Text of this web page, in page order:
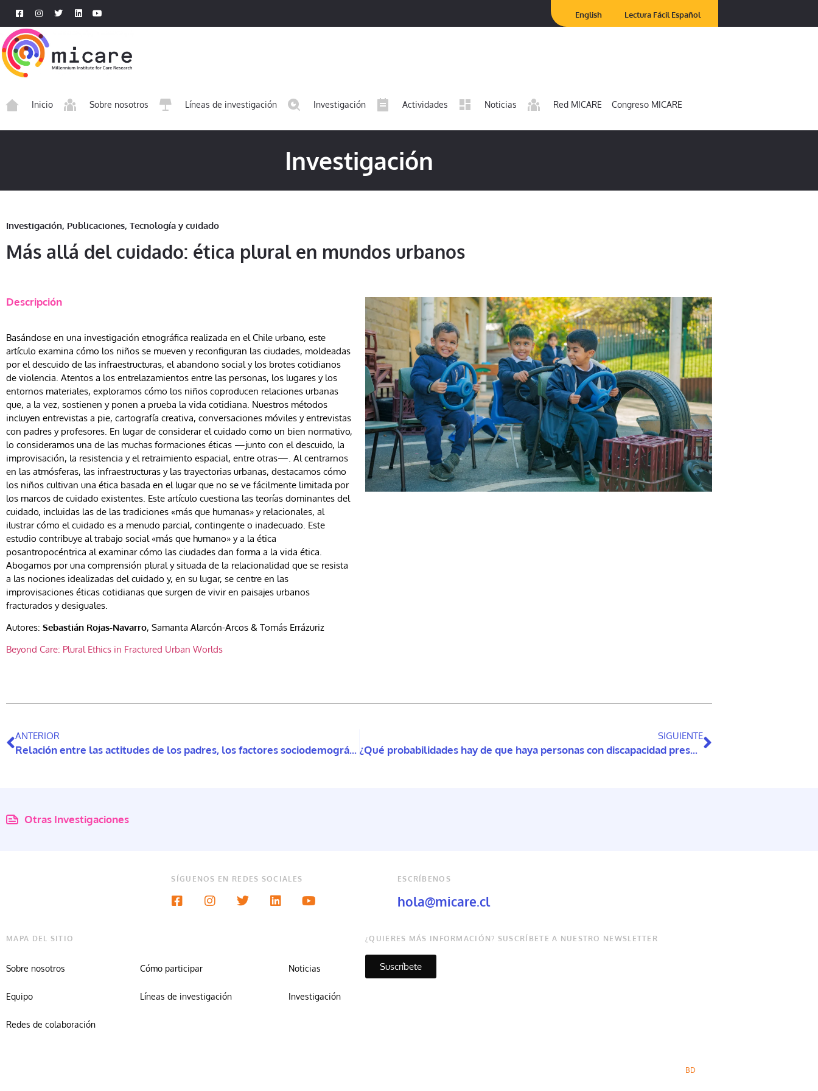
English Lectura Fácil Español
Inicio Sobre nosotros Líneas de investigación Investigación Actividades Noticias Red MICARE Congreso MICARE
Investigación
Investigación, Publicaciones, Tecnología y cuidado
Más allá del cuidado: ética plural en mundos urbanos
Descripción
Basándose en una investigación etnográfica realizada en el Chile urbano, este
artículo examina cómo los niños se mueven y reconfiguran las ciudades, moldeadas
por el descuido de las infraestructuras, el abandono social y los brotes cotidianos
de violencia. Atentos a los entrelazamientos entre las personas, los lugares y los
entornos materiales, exploramos cómo los niños coproducen relaciones urbanas
que, a la vez, sostienen y ponen a prueba la vida cotidiana. Nuestros métodos
incluyen entrevistas a pie, cartografía creativa, conversaciones móviles y entrevistas
con padres y profesores. En lugar de considerar el cuidado como un bien normativo,
lo consideramos una de las muchas formaciones éticas —junto con el descuido, la
improvisación, la resistencia y el retraimiento espacial, entre otras—. Al centrarnos
en las atmósferas, las infraestructuras y las trayectorias urbanas, destacamos cómo
los niños cultivan una ética basada en el lugar que no se ve fácilmente limitada por
los marcos de cuidado existentes. Este artículo cuestiona las teorías dominantes del
cuidado, incluidas las de las tradiciones «más que humanas» y relacionales, al
ilustrar cómo el cuidado es a menudo parcial, contingente o inadecuado. Este
estudio contribuye al trabajo social «más que humano» y a la ética
posantropocéntrica al examinar cómo las ciudades dan forma a la vida ética.
Abogamos por una comprensión plural y situada de la relacionalidad que se resista
a las nociones idealizadas del cuidado y, en su lugar, se centre en las
improvisaciones éticas cotidianas que surgen de vivir en paisajes urbanos
fracturados y desiguales.
Autores: Sebastián Rojas-Navarro, Samanta Alarcón-Arcos & Tomás Errázuriz
Beyond Care: Plural Ethics in Fractured Urban Worlds
ANTERIOR
Relación entre las actitudes de los padres, los factores sociodemográficos y los comportamientos problemáticos en niños y adolescentes con discapacidad intelectual
SIGUIENTE
¿Qué probabilidades hay de que haya personas con discapacidad presentes?: entrevistas sobre la lógica capacitista del mundo académico latinoamericano
Otras Investigaciones
SÍGUENOS EN REDES SOCIALES ESCRÍBENOS
hola@micare.cl
MAPA DEL SITIO
Sobre nosotros
Equipo
Redes de colaboración
Cómo participar
Líneas de investigación
Noticias
Investigación
¿QUIERES MÁS INFORMACIÓN? SUSCRÍBETE A NUESTRO NEWSLETTER
Suscríbete
BD